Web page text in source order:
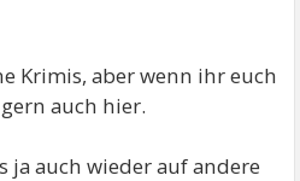
Krimis, aber wenn ihr euch
auch hier.
ja auch wieder auf andere